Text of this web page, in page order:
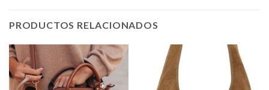
PRODUCTOS RELACIONADOS